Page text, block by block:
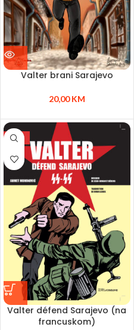
Valter brani Sarajevo
20,00KM
NEW
Valter défend Sarajevo (na
francuskom)